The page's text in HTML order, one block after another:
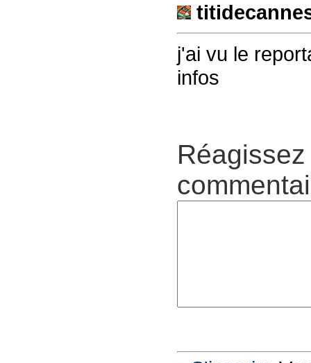
j'ai vu le
infos